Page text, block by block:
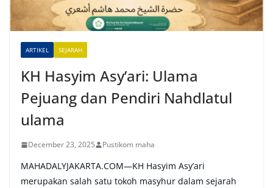
i
v
ARTIKEL SEJARAH
KH Hasyim Asy’ari: Ulama
Pejuang dan Pendiri Nahdlatul
ulama
December 23, 2025 Pustikom maha
MAHADALYJAKARTA.COM—KH Hasyim Asy’ari
merupakan salah satu tokoh masyhur dalam sejarah